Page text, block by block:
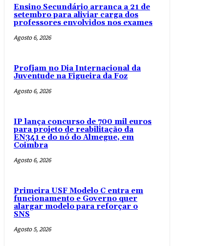
Ensino Secundário arranca a 21 de
setembro para aliviar carga dos
professores envolvidos nos exames
Agosto 6, 2026
Profjam no Dia Internacional da
Juventude na Figueira da Foz
Agosto 6, 2026
IP lança concurso de 700 mil euros
para projeto de reabilitação da
EN341 e do nó do Almegue, em
Coimbra
Agosto 6, 2026
Primeira USF Modelo C entra em
funcionamento e Governo quer
alargar modelo para reforçar o
SNS
Agosto 5, 2026